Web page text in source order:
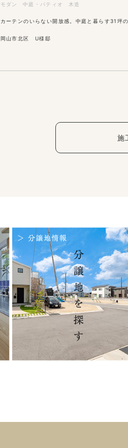
モダン
中庭・パティオ 木造
カーテンのいらない開放感。中庭と暮らす31坪
岡山市北区 U様邸
施